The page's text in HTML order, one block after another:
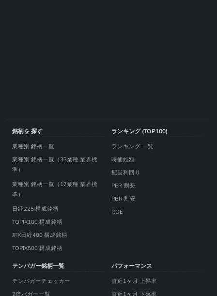
銘柄を 探す
業種別 銘柄一覧
業種別 銘柄一覧（33業種 業界標
準）
業種別 銘柄一覧（17業種 業界標
準）
日経225 構成銘柄
TOPIX100 構成銘柄
JPX日経400 構成銘柄
TOPIX500 構成銘柄
ランキング (TOP100)
ランキング 一覧
時価総額
配当利回り
PER 割安
PBR 割安
ROE
テンバガー銘柄一覧
テンバガーチェッカー
2倍バガー一覧
パフォーマンス
直近1ヶ月 上昇率
直近1ヶ月 下落率